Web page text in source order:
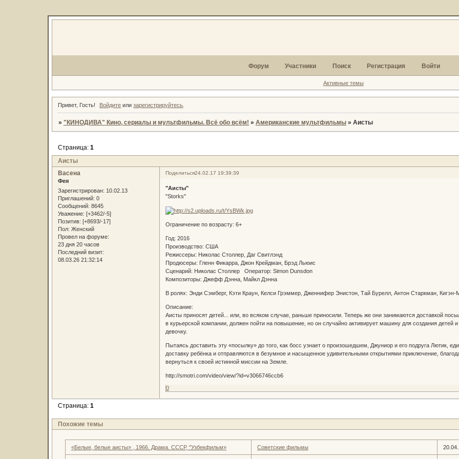
Форум Участники Поиск Регистрация Войти
Активные темы
Привет, Гость! Войдите илизарегистрируйтесь
» "КИНОДИВА" Кино, сериалы и мультфильмы. Всё обо всём! » Американские мультфильмы » Аисты
Аисты
Страница: 1
Поделиться24.02.17 19:39:39
Васена
Фея
Зарегистрирован: 10.02.13
Приглашений: 0
Сообщений: 8645
Уважение: [+3462/-5]
Позитив: [+8693/-17]
Пол: Женский
Провел на форуме:
23 дня 20 часов
Последний визит:
08.03.26 21:32:14
"Аисты"
"Storks"
Ограничение по возрасту: 6+
Год: 2016
Производство: США
Режиссеры: Николас Столлер, Даг Свитлэнд
Продюсеры: Гленн Фикарра, Джон Крейдман, Брэд Льюис
Сценарий: Николас Столлер Оператор: Simon Dunsdon
Композиторы: Джефф Дэнна, Майкл Дэнна
В ролях: Энди Сэмберг, Кэти Краун, Келси Грэммер, Дженнифер Энистон, Тай Бурелл, Антон Старкман,
Описание:
Аисты приносят детей... или, во всяком случае, раньше приносили. Теперь же они занимаются доставкой
в курьерской компании, должен пойти на повышение, но он случайно активирует машину для создания детей
девочку.
Пытаясь доставить эту «посылку» до того, как босс узнает о произошедшем, Джуниор и его подруга Лютик,
доставку ребёнка и отправляются в безумное и насыщенное удивительными открытиями приключение,
вернуться к своей истинной миссии на Земле.
http://smotri.com/video/view/?id=v3066746ccb6
0
Страница: 1
Похожие темы
«Белые, белые аисты» , 1966. Драма. СССР, "Узбекфильм» Советские фильмы